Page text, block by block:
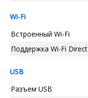
Wi-Fi
Встроенный Wi-Fi
Поддержка Wi-Fi Direct
USB
Разъем USB